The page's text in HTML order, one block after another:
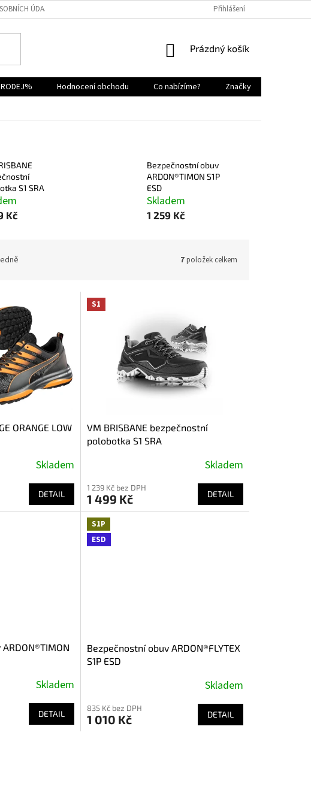
ÚDAJŮ NEJČASTĚJŠÍ DOTAZY
Přihlášení
NÁKUPNÍ
Prázdný košík
Hodnocení obchodu Co nabízíme?
Značky
S1 SRA
Kč
Bezpečnostní obuv
ARDON®TIMON S1P
ESD
Skladem
1 259 Kč
7položek celkem
ORANGE LOW
Skladem
DETAIL
S1
VM BRISBANE bezpečnostní
polobotka S1 SRA
Skladem
1 239 Kč bez DPH
1 499 Kč DETAIL
Skladem
DETAIL
S1P
ESD
Bezpečnostní obuv ARDON®FLYTEX
S1P ESD
Skladem
835 Kč bez DPH
1 010 Kč DETAIL